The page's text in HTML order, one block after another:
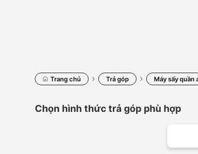
Trang chủ Trả góp Máy sấy quần
Chọn hình thức trả góp phù hợp